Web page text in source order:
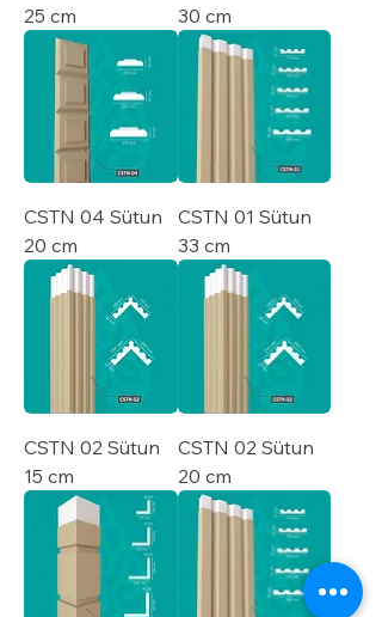
25 cm
30 cm
CSTN 04 Sütun
20 cm
CSTN 01 Sütun
33 cm
CSTN 02 Sütun
15 cm
CSTN 02 Sütun
20 cm